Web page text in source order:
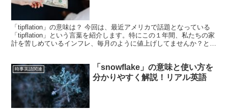
「tipflation」の意味は？ 今回は、最近アメリカで話題となっている
「tipflation」という言葉を紹介します。特にこの１年間、私たちの家
計を苦しめているインフレ、毎月のように値上げしてませんか？と思
時事英語関連
「snowflake」の意味と使い方を
分かりやすく解説！リアル英語